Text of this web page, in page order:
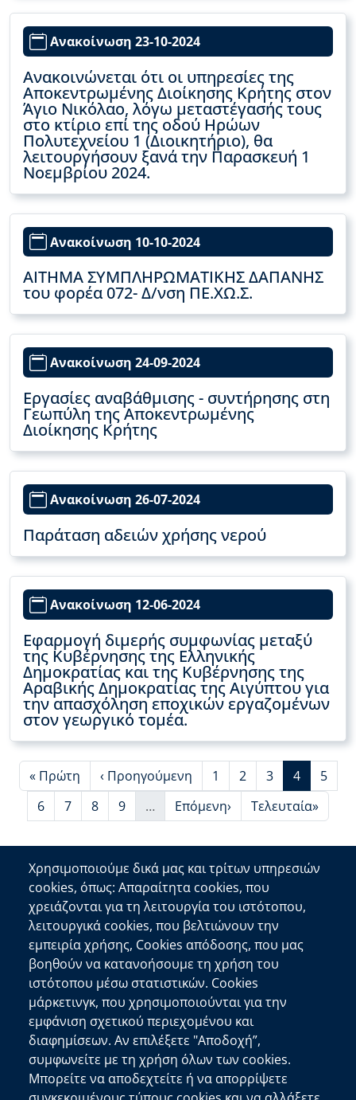
Ανακοίνωση 23-10-2024
Ανακοινώνεται ότι οι υπηρεσίες της
Αποκεντρωμένης Διοίκησης Κρήτης στον
Άγιο Νικόλαο, λόγω μεταστέγασής τους
στο κτίριο επί της οδού Ηρώων
Πολυτεχνείου 1 (Διοικητήριο), θα
λειτουργήσουν ξανά την Παρασκευή 1
Νοεμβρίου 2024.
Ανακοίνωση 10-10-2024
ΑΙΤΗΜΑ ΣΥΜΠΛΗΡΩΜΑΤΙΚΗΣ ΔΑΠΑΝΗΣ
του φορέα 072- Δ/νση ΠΕ.ΧΩ.Σ.
Ανακοίνωση 24-09-2024
Εργασίες αναβάθμισης - συντήρησης στη
Γεωπύλη της Αποκεντρωμένης
Διοίκησης Κρήτης
Ανακοίνωση 26-07-2024
Παράταση αδειών χρήσης νερού
Ανακοίνωση 12-06-2024
Εφαρμογή διμερής συμφωνίας μεταξύ
της Κυβέρνησης της Ελληνικής
Δημοκρατίας και της Κυβέρνησης της
Αραβικής Δημοκρατίας της Αιγύπτου για
την απασχόληση εποχικών εργαζομένων
στον γεωργικό τομέα.
First page
« Πρώτη Προηγούμενη σελίδα
‹ Προηγούμενη Page
1 Page
2 Page
3 Τρέχουσα
4 Page
5
Page
6 Page
7 Page
8 Page
9
…
Next page
Επόμενη› Last page
Τελευταία»
Επικοινωνία
Αποκεντρωμένη Διοίκηση Κρήτης
Πλατεία Κουντουριώτη 71202 Ηράκλειο
Επικοινωνήστε μαζί μας
Χρήσιμοι Σύνδεσμοι
Ελληνική Κυβέρνηση
Ευρωπαϊκή Επιτροπή
Πληροφορίες Ιστότοπου
Χρησιμοποιούμε δικά μας και τρίτων υπηρεσιών
cookies, όπως: Απαραίτητα cookies, που
χρειάζονται για τη λειτουργία του ιστότοπου,
λειτουργικά cookies, που βελτιώνουν την
εμπειρία χρήσης, Cookies απόδοσης, που μας
βοηθούν να κατανοήσουμε τη χρήση του
ιστότοπου μέσω στατιστικών. Cookies
μάρκετινγκ, που χρησιμοποιούνται για την
εμφάνιση σχετικού περιεχομένου και
διαφημίσεων. Αν επιλέξετε "Αποδοχή”,
συμφωνείτε με τη χρήση όλων των cookies.
Μπορείτε να αποδεχτείτε ή να απορρίψετε